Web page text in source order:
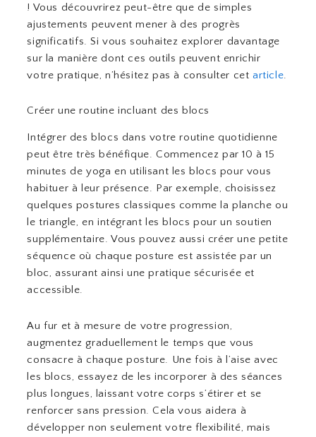
! Vous découvrirez peut-être que de simples
ajustements peuvent mener à des progrès
significatifs. Si vous souhaitez explorer davantage
sur la manière dont ces outils peuvent enrichir
votre pratique, n’hésitez pas à consulter cet article.
Créer une routine incluant des blocs
Intégrer des blocs dans votre routine quotidienne
peut être très bénéfique. Commencez par 10 à 15
minutes de yoga en utilisant les blocs pour vous
habituer à leur présence. Par exemple, choisissez
quelques postures classiques comme la planche ou
le triangle, en intégrant les blocs pour un soutien
supplémentaire. Vous pouvez aussi créer une petite
séquence où chaque posture est assistée par un
bloc, assurant ainsi une pratique sécurisée et
accessible.
Au fur et à mesure de votre progression,
augmentez graduellement le temps que vous
consacre à chaque posture. Une fois à l’aise avec
les blocs, essayez de les incorporer à des séances
plus longues, laissant votre corps s’étirer et se
renforcer sans pression. Cela vous aidera à
développer non seulement votre flexibilité, mais